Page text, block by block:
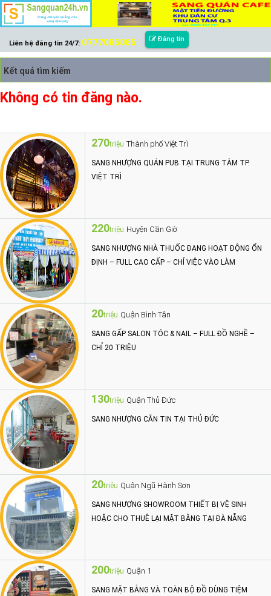
Liên hệ đăng tin 24/7: 0777085085 Đăng tin
Kết quả tìm kiếm
Không có tin đăng nào.
270triệu Thành phố Việt Trì
SANG NHƯỢNG QUÁN PUB TẠI TRUNG TÂM TP.
VIỆT TRÌ
220triệu Huyện Cần Giờ
SANG NHƯỢNG NHÀ THUỐC ĐANG HOẠT ĐỘNG ỔN
ĐỊNH – FULL CAO CẤP – CHỈ VIỆC VÀO LÀM
20triệu Quận Bình Tân
SANG GẤP SALON TÓC & NAIL – FULL ĐỒ NGHỀ –
CHỈ 20 TRIỆU
130triệu Quận Thủ Đức
SANG NHƯỢNG CĂN TIN TẠI THỦ ĐỨC
20triệu Quận Ngũ Hành Sơn
SANG NHƯỢNG SHOWROOM THIẾT BỊ VỆ SINH
HOẶC CHO THUÊ LẠI MẶT BẰNG TẠI ĐÀ NẴNG
200triệu Quận 1
SANG MẶT BẰNG VÀ TOÀN BỘ ĐỒ DÙNG TIỆM